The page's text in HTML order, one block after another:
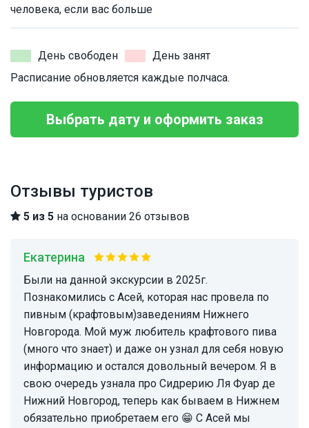
человека, если вас больше
День свободен
День занят
Расписание обновляется каждые полчаса.
Выбрать дату и оформить заказ
Отзывы туристов
5 из 5 на основании 26 отзывов
Екатерина
Были на данной экскурсии в 2025г.
Познакомились с Асей, которая нас провела по
пивным (крафтовым)заведениям Нижнего
Новгорода. Мой муж любитель крафтового пива
(много что знает) и даже он узнал для себя новую
информацию и остался довольный вечером. Я в
свою очередь узнала про Сидрерию Ля Фуар де
Нижний Новгород, теперь как бываем в Нижнем
обязательно приобретаем его 😁 С Асей мы